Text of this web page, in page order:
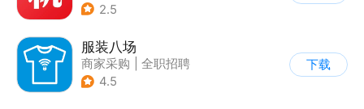
2.5
服装八场
商家采购
全职招聘
4.5
下载